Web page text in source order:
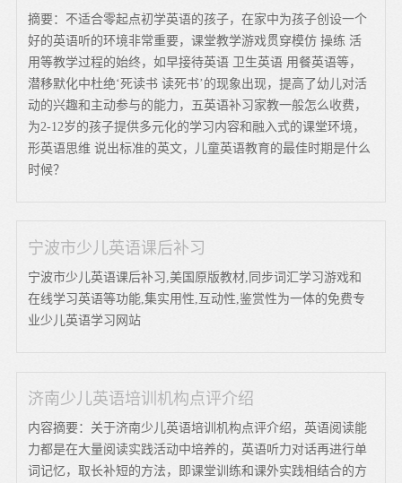
摘要：不适合零起点初学英语的孩子，在家中为孩子创设一个
好的英语听的环境非常重要，课堂教学游戏贯穿模仿 操练 活
用等教学过程的始终，如早接待英语 卫生英语 用餐英语等，
潜移默化中杜绝‘死读书 读死书’的现象出现，提高了幼儿对活
动的兴趣和主动参与的能力，五英语补习家教一般怎么收费，
为2-12岁的孩子提供多元化的学习内容和融入式的课堂环境，
形英语思维 说出标准的英文，儿童英语教育的最佳时期是什么
时候？
宁波市少儿英语课后补习
宁波市少儿英语课后补习,美国原版教材,同步词汇学习游戏和
在线学习英语等功能,集实用性,互动性,鉴赏性为一体的免费专
业少儿英语学习网站
济南少儿英语培训机构点评介绍
内容摘要：关于济南少儿英语培训机构点评介绍，英语阅读能
力都是在大量阅读实践活动中培养的，英语听力对话再进行单
词记忆，取长补短的方法，即课堂训练和课外实践相结合的方